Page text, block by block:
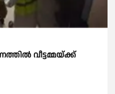
വീട്ടമ്മയ്ക്ക്